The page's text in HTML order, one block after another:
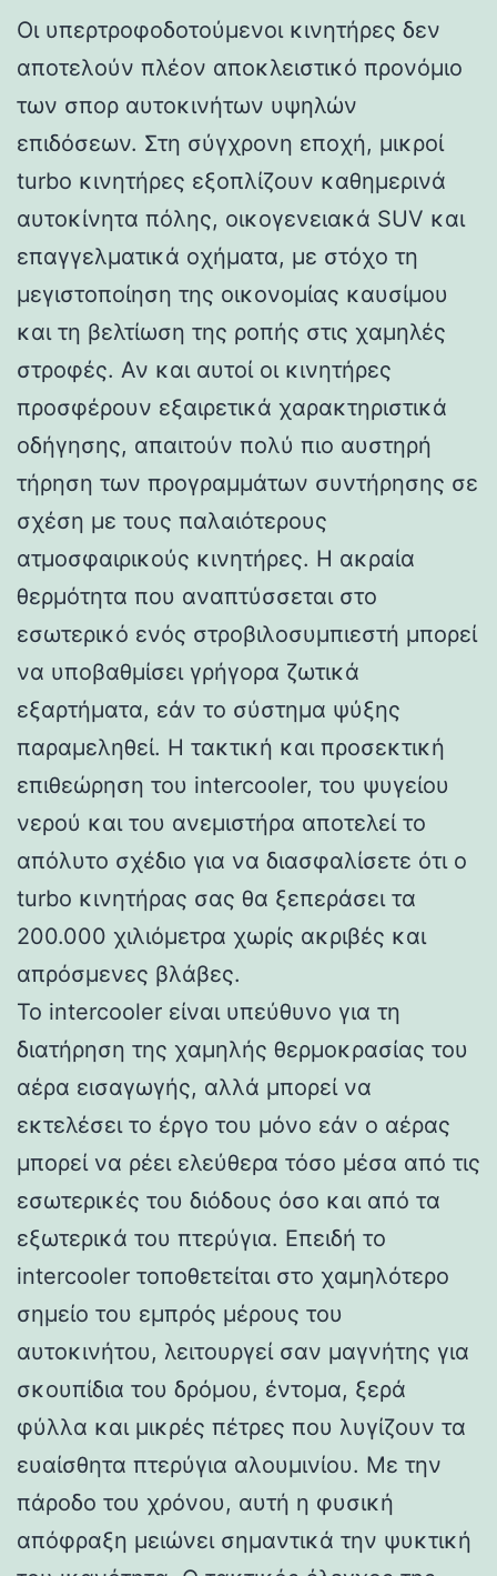
Οι υπερτροφοδοτούμενοι κινητήρες δεν
αποτελούν πλέον αποκλειστικό προνόμιο
των σπορ αυτοκινήτων υψηλών
επιδόσεων. Στη σύγχρονη εποχή, μικροί
turbo κινητήρες εξοπλίζουν καθημερινά
αυτοκίνητα πόλης, οικογενειακά SUV και
επαγγελματικά οχήματα, με στόχο τη
μεγιστοποίηση της οικονομίας καυσίμου
και τη βελτίωση της ροπής στις χαμηλές
στροφές. Αν και αυτοί οι κινητήρες
προσφέρουν εξαιρετικά χαρακτηριστικά
οδήγησης, απαιτούν πολύ πιο αυστηρή
τήρηση των προγραμμάτων συντήρησης σε
σχέση με τους παλαιότερους
ατμοσφαιρικούς κινητήρες. Η ακραία
θερμότητα που αναπτύσσεται στο
εσωτερικό ενός στροβιλοσυμπιεστή μπορεί
να υποβαθμίσει γρήγορα ζωτικά
εξαρτήματα, εάν το σύστημα ψύξης
παραμεληθεί. Η τακτική και προσεκτική
επιθεώρηση του intercooler, του ψυγείου
νερού και του ανεμιστήρα αποτελεί το
απόλυτο σχέδιο για να διασφαλίσετε ότι ο
turbo κινητήρας σας θα ξεπεράσει τα
200.000 χιλιόμετρα χωρίς ακριβές και
απρόσμενες βλάβες.
Το intercooler είναι υπεύθυνο για τη
διατήρηση της χαμηλής θερμοκρασίας του
αέρα εισαγωγής, αλλά μπορεί να
εκτελέσει το έργο του μόνο εάν ο αέρας
μπορεί να ρέει ελεύθερα τόσο μέσα από τις
εσωτερικές του διόδους όσο και από τα
εξωτερικά του πτερύγια. Επειδή το
intercooler τοποθετείται στο χαμηλότερο
σημείο του εμπρός μέρους του
αυτοκινήτου, λειτουργεί σαν μαγνήτης για
σκουπίδια του δρόμου, έντομα, ξερά
φύλλα και μικρές πέτρες που λυγίζουν τα
ευαίσθητα πτερύγια αλουμινίου. Με την
πάροδο του χρόνου, αυτή η φυσική
απόφραξη μειώνει σημαντικά την ψυκτική